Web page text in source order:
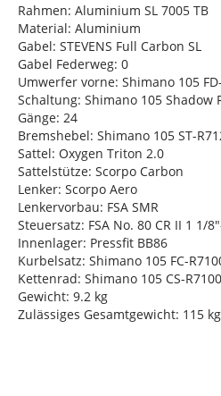
Rahmen: Aluminium SL 7005 TB
Material: Aluminium
Gabel: STEVENS Full Carbon SL
Gabel Federweg: 0
Umwerfer vorne: Shimano 105
Schaltung: Shimano 105 Shadow
Gänge: 24
Bremshebel: Shimano 105 ST-
Sattel: Oxygen Triton 2.0
Sattelstütze: Scorpo Carbon
Lenker: Scorpo Aero
Lenkervorbau: FSA SMR
Steuersatz: FSA No. 80 CR II 1 1/
Innenlager: Pressfit BB86
Kurbelsatz: Shimano 105 FC-
Kettenrad: Shimano 105 CS-
Gewicht: 9.2 kg
Zulässiges Gesamtgewicht: 115 kg